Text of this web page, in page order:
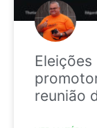
reunião